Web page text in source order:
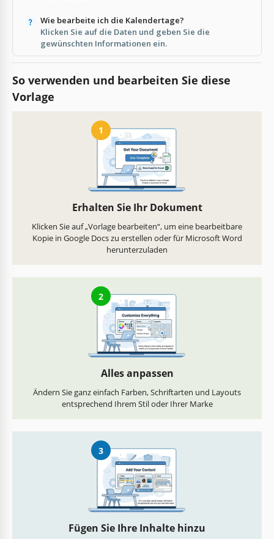
Wie bearbeite ich die Kalendertage?
Klicken Sie auf die Daten und geben Sie die
gewünschten Informationen ein.
So verwenden und bearbeiten Sie diese
Vorlage
1
Erhalten Sie Ihr Dokument
Klicken Sie auf „Vorlage bearbeiten“, um eine bearbeitbare
Kopie in Google Docs zu erstellen oder für Microsoft Word
herunterzuladen
2
Alles anpassen
Ändern Sie ganz einfach Farben, Schriftarten und Layouts
entsprechend Ihrem Stil oder Ihrer Marke
3
Fügen Sie Ihre Inhalte hinzu